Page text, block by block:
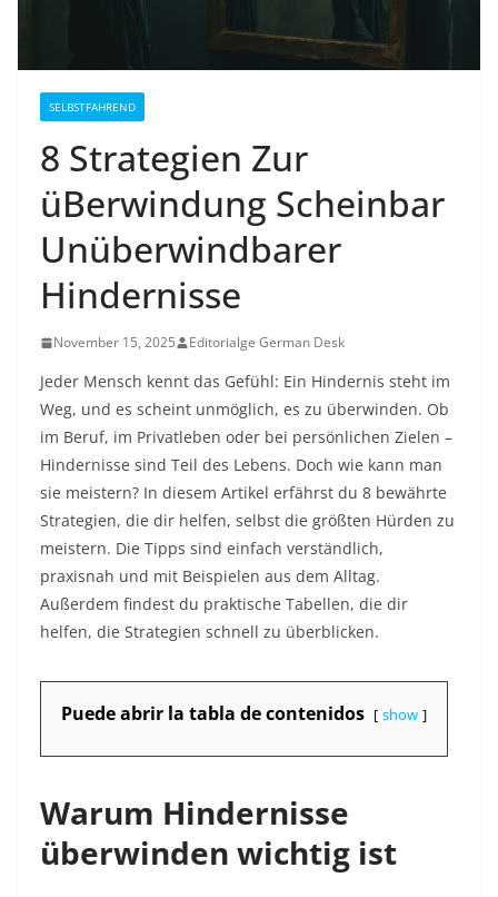
SELBSTFAHREND
8 Strategien Zur
üBerwindung Scheinbar
Unüberwindbarer
Hindernisse
November 15, 2025 Editorialge German Desk
Jeder Mensch kennt das Gefühl: Ein Hindernis steht im
Weg, und es scheint unmöglich, es zu überwinden. Ob
im Beruf, im Privatleben oder bei persönlichen Zielen –
Hindernisse sind Teil des Lebens. Doch wie kann man
sie meistern? In diesem Artikel erfährst du 8 bewährte
Strategien, die dir helfen, selbst die größten Hürden zu
meistern. Die Tipps sind einfach verständlich,
praxisnah und mit Beispielen aus dem Alltag.
Außerdem findest du praktische Tabellen, die dir
helfen, die Strategien schnell zu überblicken.
Puede abrir la tabla de contenidos show
Warum Hindernisse
überwinden wichtig ist